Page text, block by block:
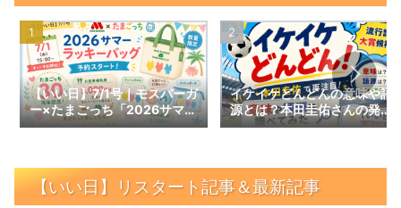
【いい日】7/1号｜モスバーガ
ー×たまごっち「2026サマー
ラッキーバッグ」予約スター
イケイケどんどんの意味や語
源とは？本田圭佑さんの発言
で話題の言葉を調べてみた｜
【いい日】リスタート記事＆最新記事